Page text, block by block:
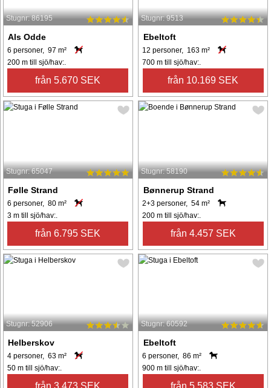
Stugnr: 86195
Als Odde
6 personer, 97 m²
200 m till sjö/hav:.
från 5.670 SEK
Stugnr: 9513
Ebeltoft
12 personer, 163 m²
700 m till sjö/hav:.
från 10.169 SEK
Stugnr: 65047
Følle Strand
6 personer, 80 m²
3 m till sjö/hav:.
från 6.795 SEK
Stugnr: 58190
Bønnerup Strand
2+3 personer, 54 m²
200 m till sjö/hav:.
från 4.457 SEK
Stugnr: 52906
Helberskov
4 personer, 63 m²
50 m till sjö/hav:.
Stugnr: 60592
Ebeltoft
6 personer, 86 m²
900 m till sjö/hav:.